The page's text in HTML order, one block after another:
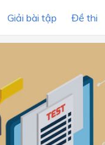
Giải bài tập Đề thi